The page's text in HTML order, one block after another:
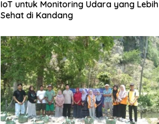
IoT untuk Monitoring Udara yang Lebih
Sehat di Kandang